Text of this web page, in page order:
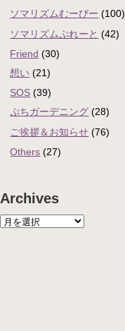
ソマリズムむーびー (100)
ソマリズムぷれーと (42)
Friend (30)
想い (21)
SOS (39)
ぷちガーデニング (28)
ご挨拶＆お知らせ (76)
Others (27)
Archives